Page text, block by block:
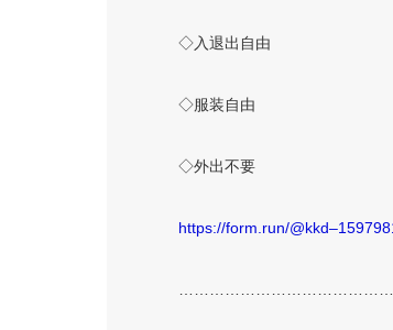
◇入退出自由
◇服装自由
◇外出不要
https://form.run/